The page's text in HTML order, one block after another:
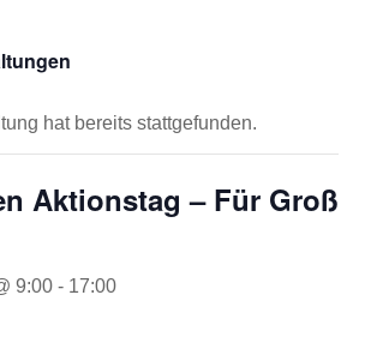
hat bereits stattgefunden.
Aktionstag – Für Groß
9:00- 17:00